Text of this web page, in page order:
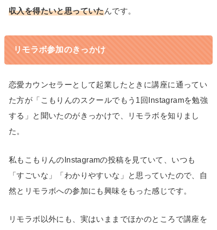
収入を得たいと思っていたんです。
リモラボ参加のきっかけ
恋愛カウンセラーとして起業したときに講座に通ってい
た方が「こもりんのスクールでもう1回Instagramを勉強
する」と聞いたのがきっかけで、リモラボを知りまし
た。
私もこもりんのInstagramの投稿を見ていて、いつも
「すごいな」「わかりやすいな」と思っていたので、自
然とリモラボへの参加にも興味をもった感じです。
リモラボ以外にも、実はいままでほかのところで講座を